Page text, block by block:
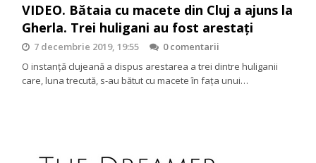
VIDEO. Bătaia cu macete din Cluj a ajuns la
Gherla. Trei huligani au fost arestaţi
7 decembrie 2019, 19:55
0 comentarii
O instanţă clujeană a dispus arestarea a trei dintre huliganii
care, luna trecută, s-au bătut cu macete în faţa unui…